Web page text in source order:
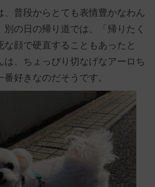
、普段からとても表情豊かなわん
別の日の帰り道では、「帰りたく
顔で硬直することもあったと
は、ちょっぴり切なげなアーロち
番好きなのだそうです。